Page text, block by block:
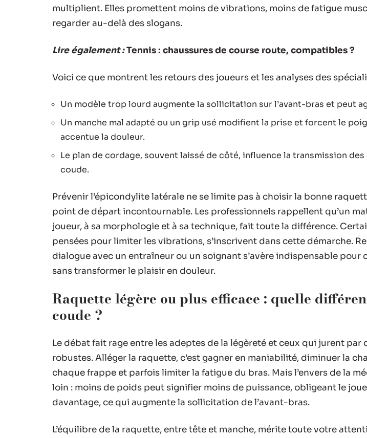
multiplient. Elles promettent moins de vibrations, moins de fatigue
regarder au-delà des slogans.
Lire également :Tennis : chaussures de course route, compatibles ?
Voici ce que montrent les retours des joueurs et les analyses des
Un modèle trop lourd augmente la sollicitation sur l’avant-bras et peut
Un manche mal adapté ou un grip usé modifient la prise et forcent le
accentue la douleur.
Le plan de cordage, souvent laissé de côté, influence la transmission des
coude.
Prévenir l’épicondylite latérale ne se limite pas à choisir la bonne
point de départ incontournable. Les professionnels rappellent qu’un
joueur, à sa morphologie et à sa technique, fait toute la différence.
pensées pour limiter les vibrations, s’inscrivent dans cette démarche.
dialogue avec un entraîneur ou un soignant s’avère indispensable pour
sans transformer le plaisir en douleur.
Raquette légère ou plus efficace : quelle
coude ?
Le débat fait rage entre les adeptes de la légèreté et ceux qui jurent par
robustes. Alléger la raquette, c’est gagner en maniabilité, diminuer la
chaque frappe et parfois limiter la fatigue du bras. Mais l’envers de la
loin : moins de poids peut signifier moins de puissance, obligeant le
davantage, ce qui augmente la sollicitation de l’avant-bras.
L’équilibre de la raquette, entre tête et manche, mérite toute votre